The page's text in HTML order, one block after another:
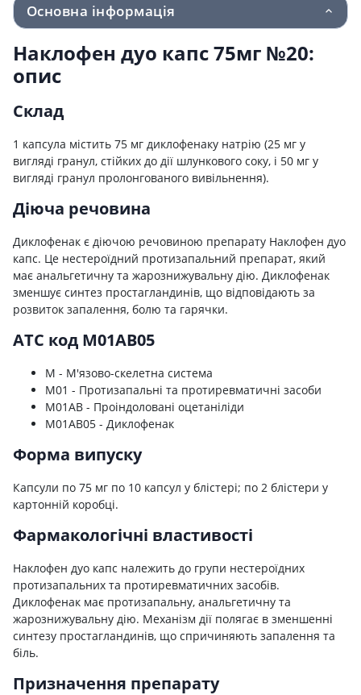
Основна інформація
Наклофен дуо капс 75мг №20:
опис
Склад
1 капсула містить 75 мг диклофенаку натрію (25 мг у
вигляді гранул, стійких до дії шлункового соку, і 50 мг у
вигляді гранул пролонгованого вивільнення).
Діюча речовина
Диклофенак є діючою речовиною препарату Наклофен дуо
капс. Це нестероїдний протизапальний препарат, який
має анальгетичну та жарознижувальну дію. Диклофенак
зменшує синтез простагландинів, що відповідають за
розвиток запалення, болю та гарячки.
ATC код M01AB05
M - М'язово-скелетна система
M01 - Протизапальні та протиревматичні засоби
M01AB - Проіндоловані оцетаніліди
M01AB05 - Диклофенак
Форма випуску
Капсули по 75 мг по 10 капсул у блістері; по 2 блістери у
картонній коробці.
Фармакологічні властивості
Наклофен дуо капс належить до групи нестероїдних
протизапальних та протиревматичних засобів.
Диклофенак має протизапальну, анальгетичну та
жарознижувальну дію. Механізм дії полягає в зменшенні
синтезу простагландинів, що спричиняють запалення та
біль.
Призначення препарату